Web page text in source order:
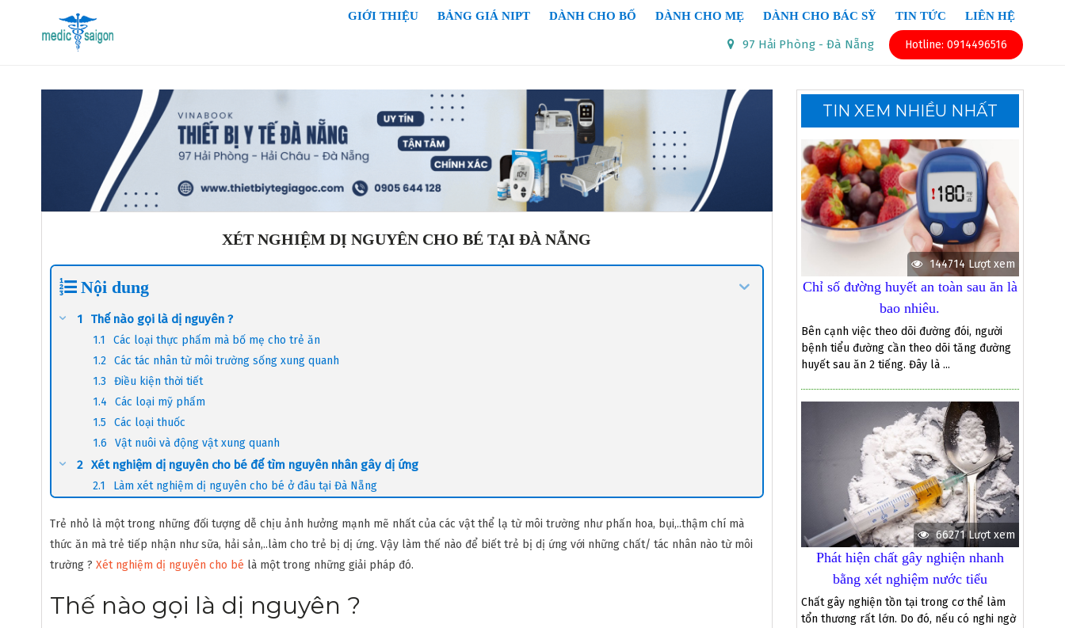
GIỚI THIỆU BẢNG GIÁ NIPT DÀNH CHO BỐ DÀNH CHO MẸ DÀNH CHO BÁC SỸ TIN TỨC LIÊN HỆ
97 Hải Phòng - Đà Nẵng Hotline: 0914496516
XÉT NGHIỆM DỊ NGUYÊN CHO BÉ TẠI ĐÀ NẴNG
Nội dung
Thế nào gọi là dị nguyên ?
Các loại thực phẩm mà bố mẹ cho trẻ ăn
Các tác nhân từ môi trường sống xung quanh
Điều kiện thời tiết
Các loại mỹ phẩm
Các loại thuốc
Vật nuôi và động vật xung quanh
Xét nghiệm dị nguyên cho bé để tìm nguyên nhân gây dị ứng
Làm xét nghiệm dị nguyên cho bé ở đâu tại Đà Nẵng
Trẻ nhỏ là một trong những đối tượng dễ chịu ảnh hưởng mạnh mẽ nhất của các vật thể lạ từ môi trường như phấn hoa, bụi,..thậm chí mà
thức ăn mà trẻ tiếp nhận như sữa, hải sản,..làm cho trẻ bị dị ứng. Vậy làm thế nào để biết trẻ bị dị ứng với những chất/ tác nhân nào từ môi
trường ? Xét nghiệm dị nguyên cho bé là một trong những giải pháp đó.
Thế nào gọi là dị nguyên ?
TIN XEM NHIỀU NHẤT
144714 Lượt xem
Chỉ số đường huyết an toàn sau ăn là
bao nhiêu.
Bên cạnh việc theo dõi đường đói, người
bệnh tiểu đường cần theo dõi tăng đường
huyết sau ăn 2 tiếng. Đây là ...
66271 Lượt xem
Phát hiện chất gây nghiện nhanh
bằng xét nghiệm nước tiểu
Chất gây nghiện tồn tại trong cơ thể làm
tổn thương rất lớn. Do đó, nếu có nghi ngờ